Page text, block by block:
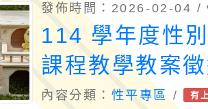
發佈時間：2026-02-04 /
114 學年度性
課程教學教案
畫
內容分類： 性平專區/ 有